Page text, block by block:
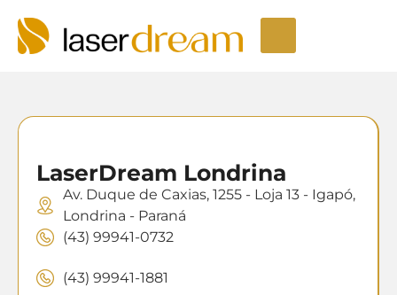
LaserDream Londrina
Av. Duque de Caxias, 1255 - Loja 13 - Igapó,
Londrina - Paraná
(43) 99941-0732
(43) 99941-1881